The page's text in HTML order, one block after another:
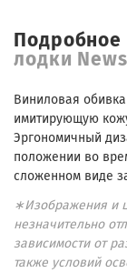
лодки
Виниловая
имитирующую
Эргономичный
положении во
сложенном виде
∗Изображения и
незначительно
зависимости от
также условий